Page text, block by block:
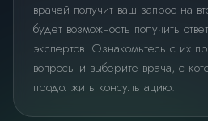
врачей получит ваш запрос на
будет возможность получить
экспертов. Ознакомьтесь с их
вопросы и выберите врача, с
продолжить консультацию.